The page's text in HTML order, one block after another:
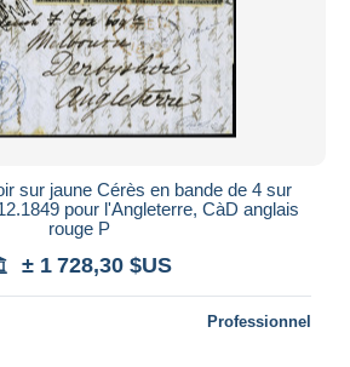
sur jaune Cérès en bande de 4 sur
pour l'Angleterre, CàD anglais
rouge P
± 1 728,30 $US
Professionnel